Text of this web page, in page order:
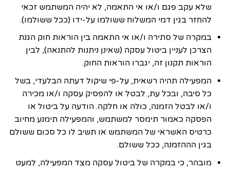
שלא עקב פגם ו/או אי התאמה, לא יהיה המשתמש זכאי
להחזר בגין דמי המשלוח ששולמו על-ידו (ככל ששולמו).
במקרה של סתירה ו/או אי התאמה בין הוראות חוק הגנת
הצרכן לעניין ביטול עסקה (שאינן ניתנות להתנאה), לבין
הוראות תקנון זה, יגברו הוראות החוק.
המפעילה תהיה רשאית, על-פי שיקול דעתה הבלעדי, בשל
כל סיבה, ובכל עת, לבטל או להפסיק עסקה ו/או מכירה
ו/או לבטל הזמנה, כולה או חלקה. הודעה על ביטול או
הפסקה כאמור תימסר למשתמש, והמפעילה תימנע מחיוב
כרטיס האשראי של המשתמש או תשיב לו כל סכום ששולם
בגין הההזמנה, ככל ששולם.
מובהר, כי במקרה של ביטול עסקה מצד המפעילה, למעט